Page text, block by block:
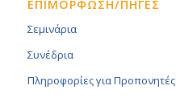
ΕΠΙΜΟΡΦΩΣΗ/ΠΗΓΕΣ
Σεμινάρια
Συνέδρια
Πληροφορίες για Προπονητές